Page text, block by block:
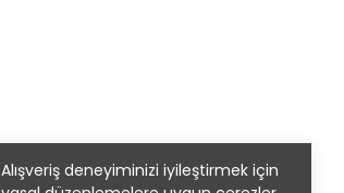
Alışveriş deneyiminizi iyileştirmek için